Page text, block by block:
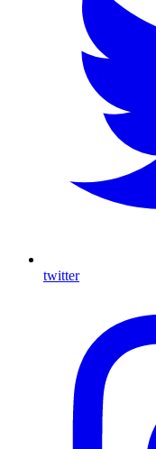
twitter